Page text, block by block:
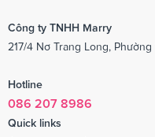
Công ty TNHH Marry
217/4 Nơ Trang Long,
Hotline
086 207 8986
Quick links